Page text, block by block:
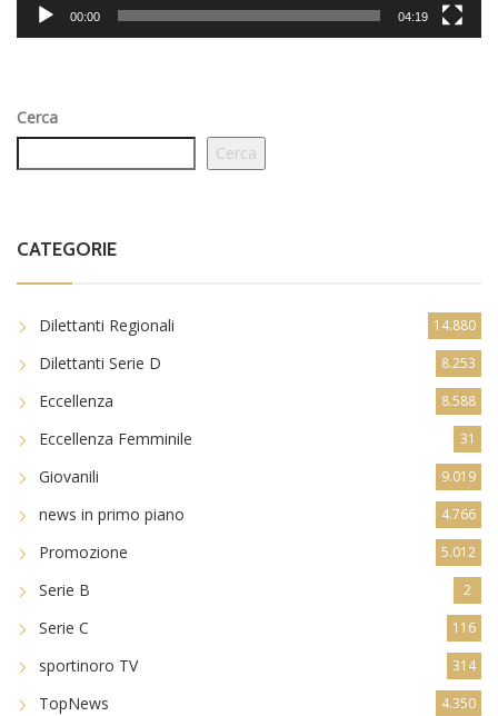
00:00 04:19
Cerca
Cerca
CATEGORIE
Dilettanti Regionali 14.880
Dilettanti Serie D 8.253
Eccellenza 8.588
Eccellenza Femminile 31
Giovanili 9.019
news in primo piano 4.766
Promozione 5.012
Serie B 2
Serie C 116
sportinoro TV 314
TopNews 4.350